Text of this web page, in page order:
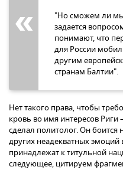
"Но сможем ли мы
задается
понимают, что
для России
другим
странам Балтии".
Нет такого права, чтобы
кровь во имя интересов Риги
сделал политолог. Он
других неадекватных эмоций
принадлежат к титульной
следующее, цитируем